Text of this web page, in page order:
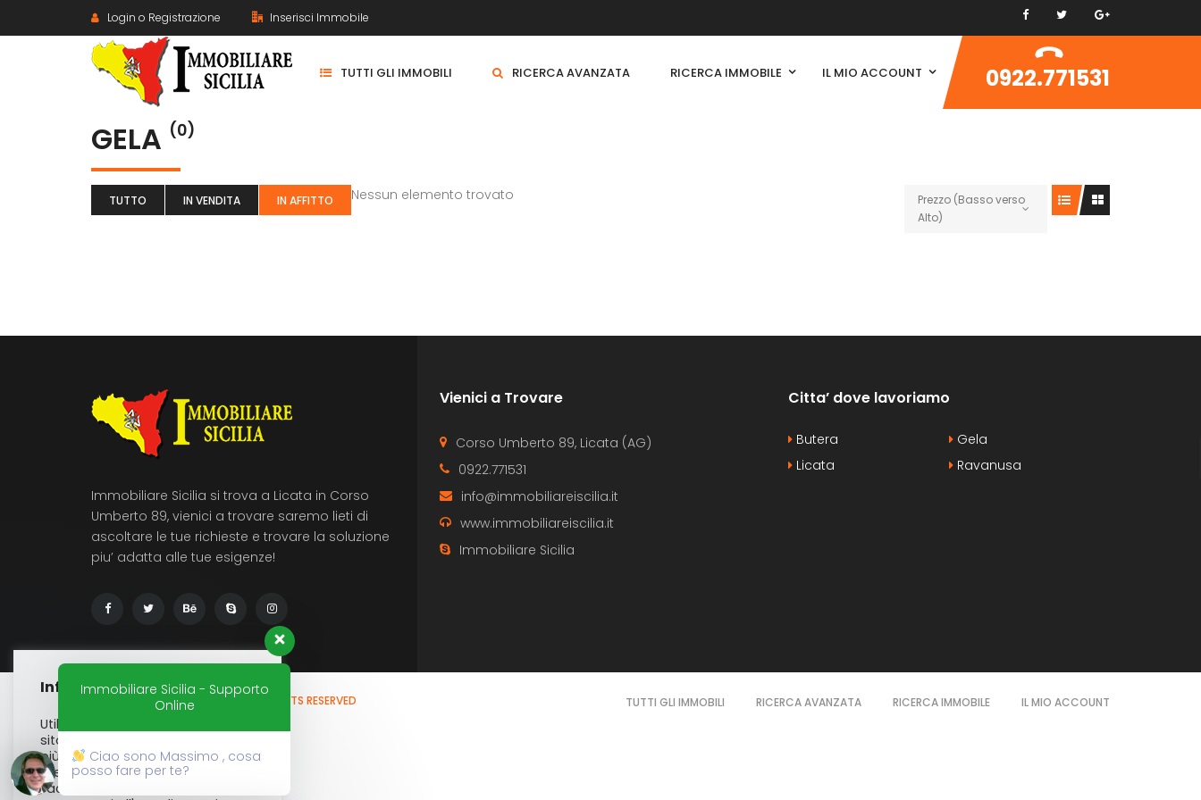
Login o Registrazione Inserisci Immobile
TUTTI GLI IMMOBILI RICERCA AVANZATA RICERCA IMMOBILE IL MIO ACCOUNT 0922.771531
GELA (0)
TUTTO IN VENDITA IN AFFITTO
Prezzo (Basso verso
Alto)
Nessun elemento trovato
Immobiliare Sicilia si trova a Licata in Corso
Umberto 89, vienici a trovare saremo lieti di
ascoltare le tue richieste e trovare la soluzione
piu’ adatta alle tue esigenze!
Vienici a Trovare
Corso Umberto 89, Licata (AG)
0922.771531
info@immobiliareiscilia.it
www.immobiliareiscilia.it
Immobiliare Sicilia
Citta’ dove lavoriamo
Butera
Gela
Licata
Ravanusa
© 2020 - IMMOBILIARE SICILIA ALL RIGHTS RESERVED TUTTI GLI IMMOBILI RICERCA AVANZATA RICERCA IMMOBILE IL MIO ACCOUNT
Informativa Cookies
Utilizziamo i cookie sul nostro
sito Web per offrirti l'esperienza
più pertinente ricordando le tue
preferenze e ripetendo le visite.
Facendo clic su "Accetta",
Immobiliare Sicilia - Supporto
Online
Ciao sono Massimo , cosa
posso fare per te?